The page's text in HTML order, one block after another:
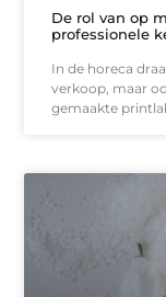
De rol van op
professionele
In de horeca
verkoop, maar
gemaakte